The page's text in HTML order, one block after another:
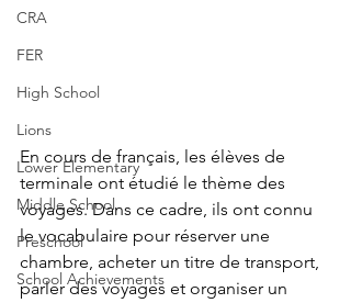
CRA
FER
High School
Lions
Lower Elementary
Middle School
Preschool
School Achievements
En cours de français, les élèves de
terminale ont étudié le thème des
voyages. Dans ce cadre, ils ont connu
le vocabulaire pour réserver une
chambre, acheter un titre de transport,
parler des voyages et organiser un